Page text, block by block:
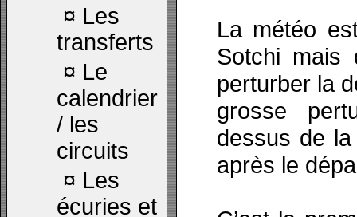
¤ Les
transferts
¤ Le
calendrier
/ les
circuits
¤ Les
écuries et
La météo
Sotchi mais
perturber la
grosse
dessus de
après le